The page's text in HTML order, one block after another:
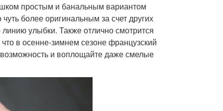
простым и банальным вариантом
более оригинальным за счет других
улыбки. Также отлично смотрится
в осенне-зимнем сезоне французский
и воплощайте даже смелые